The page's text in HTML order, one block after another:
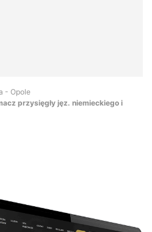
- Opole
przysięgły jęz. niemieckiego i